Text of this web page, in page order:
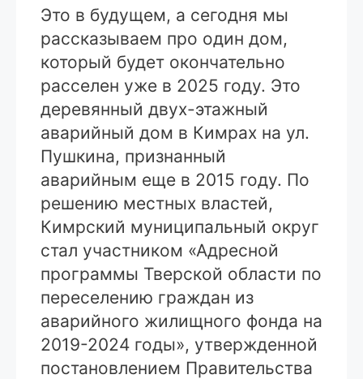
Это в будущем, а сегодня мы
рассказываем про один дом,
который будет окончательно
расселен уже в 2025 году. Это
деревянный двух-этажный
аварийный дом в Кимрах на ул.
Пушкина, признанный
аварийным еще в 2015 году. По
решению местных властей,
Кимрский муниципальный округ
стал участником «Адресной
программы Тверской области по
переселению граждан из
аварийного жилищного фонда на
2019-2024 годы», утвержденной
постановлением Правительства